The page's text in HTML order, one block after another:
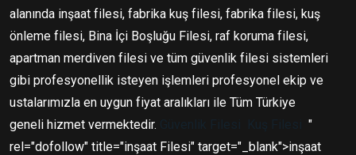
alanında inşaat filesi, fabrika kuş filesi, fabrika filesi, kuş
önleme filesi, Bina İçi Boşluğu Filesi, raf koruma filesi,
apartman merdiven filesi ve tüm güvenlik filesi sistemleri
gibi profesyonellik isteyen işlemleri profesyonel ekip ve
ustalarımızla en uygun fiyat aralıkları ile Tüm Türkiye
geneli hizmet vermektedir.
"
rel="dofollow" title="inşaat Filesi" target="_blank">inşaat